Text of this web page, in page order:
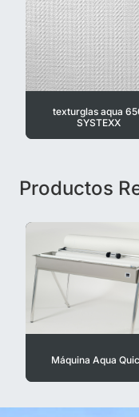
texturglas aqua
SYSTEXX
Productos
Máquina Aqua